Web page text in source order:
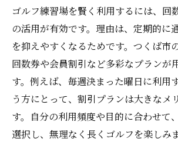
ゴルフ練習場を賢く利用するには、回
の活用が有効です。理由は、定期的に
を抑えやすくなるためです。つくば市
回数券や会員割引など多彩なプランが
す。例えば、毎週決まった曜日に利用
う方にとって、割引プランは大きなメ
す。自分の利用頻度や目的に合わせて
選択し、無理なく長くゴルフを楽しみ